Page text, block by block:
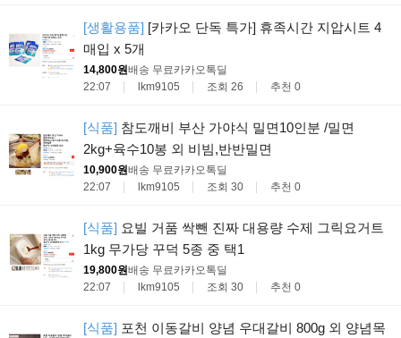
[생활용품] [카카오 단독 특가] 휴족시간 지압시트 4
매입 x 5개
14,800원배송 무료카카오톡딜
22:07
lkm9105 조회 26 추천 0
[식품] 참도깨비 부산 가야식 밀면10인분 /밀면
2kg+육수10봉 외 비빔,반반밀면
10,900원배송 무료카카오톡딜
22:07
lkm9105 조회 30 추천 0
[식품] 요빌 거품 싹뺀 진짜 대용량 수제 그릭요거트
1kg 무가당 꾸덕 5종 중 택1
19,800원배송 무료카카오톡딜
22:07
lkm9105 조회 30 추천 0
[식품] 포천 이동갈비 양념 우대갈비 800g 외 양념목